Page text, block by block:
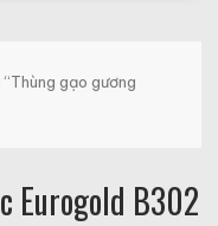
gạo gương
Eurogold B302